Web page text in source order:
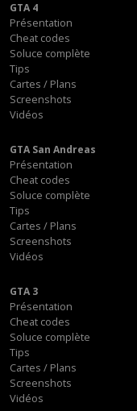
GTA 4
Présentation
Cheat codes
Soluce complète
Tips
Cartes / Plans
Screenshots
Vidéos
GTA San Andreas
Présentation
Cheat codes
Soluce complète
Tips
Cartes / Plans
Screenshots
Vidéos
GTA 3
Présentation
Cheat codes
Soluce complète
Tips
Cartes / Plans
Screenshots
Vidéos